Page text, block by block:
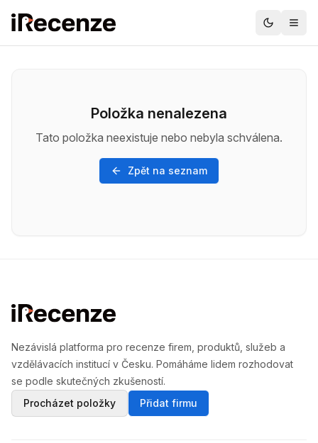
Položka nenalezena
Tato položka neexistuje nebo nebyla schválena.
Zpět na seznam
Nezávislá platforma pro recenze firem, produktů, služeb a
vzdělávacích institucí v Česku. Pomáháme lidem rozhodovat
se podle skutečných zkušeností.
Procházet položky
Přidat firmu